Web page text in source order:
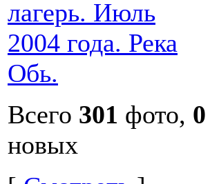
Всего 301 фото, 0
новых